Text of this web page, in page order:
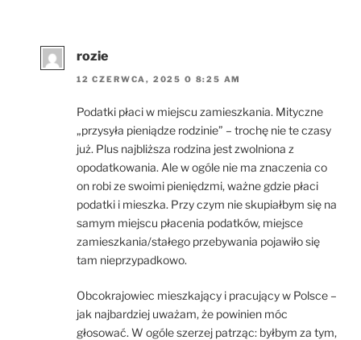
rozie
12 CZERWCA, 2025 O 8:25 AM
Podatki płaci w miejscu zamieszkania. Mityczne
„przysyła pieniądze rodzinie” – trochę nie te czasy
już. Plus najbliższa rodzina jest zwolniona z
opodatkowania. Ale w ogóle nie ma znaczenia co
on robi ze swoimi pieniędzmi, ważne gdzie płaci
podatki i mieszka. Przy czym nie skupiałbym się na
samym miejscu płacenia podatków, miejsce
zamieszkania/stałego przebywania pojawiło się
tam nieprzypadkowo.
Obcokrajowiec mieszkający i pracujący w Polsce –
jak najbardziej uważam, że powinien móc
głosować. W ogóle szerzej patrząc: byłbym za tym,